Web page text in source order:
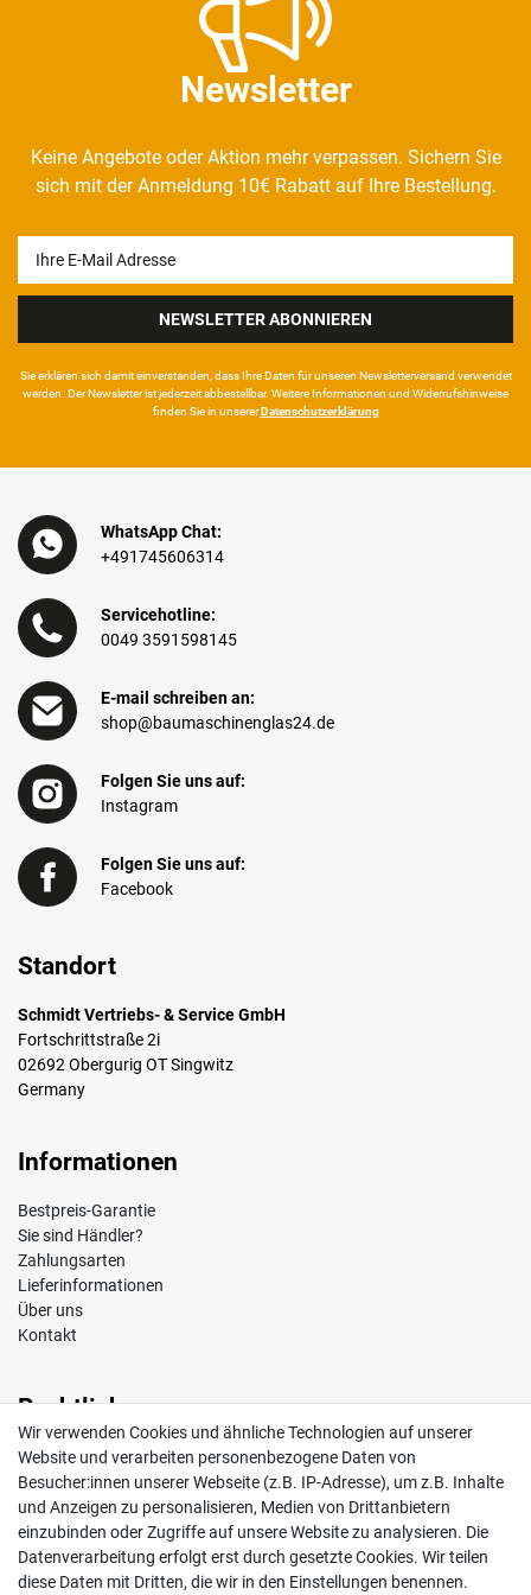
Newsletter
Keine Angebote oder Aktion mehr verpassen. Sichern Sie
sich mit der Anmeldung 10€ Rabatt auf Ihre Bestellung.
Honig
NEWSLETTER ABONNIEREN
Sie erklären sich damit ein­ver­standen, dass Ihre Da­ten für unseren News­letter­versand ver­wen­det
werden. Der News­letter ist jeder­zeit ab­bestel­lbar. Weitere Infor­mationen und Wider­rufshin­weise
finden Sie in unsererDaten­schutz­erklärung
WhatsApp Chat:
+491745606314
Servicehotline:
0049 3591598145
E-mail schreiben an:
shop@baumaschinenglas24.de
Folgen Sie uns auf:
Instagram
Folgen Sie uns auf:
Facebook
Standort
Schmidt Vertriebs- & Service GmbH
Fortschrittstraße 2i
02692 Obergurig OT Singwitz
Germany
Informationen
Bestpreis-Garantie
Sie sind Händler?
Zahlungsarten
Lieferinformationen
Über uns
Kontakt
Rechtliches
Impressum
AGB
Widerrufsrecht
Datenschutz
Vertrag widerrufen
Wir verwenden Cookies und ähnliche Technologien auf unserer
Website und verarbeiten personenbezogene Daten von
Besucher:innen unserer Webseite (z.B. IP-Adresse), um z.B. Inhalte
und Anzeigen zu personalisieren, Medien von Drittanbietern
einzubinden oder Zugriffe auf unsere Website zu analysieren. Die
Datenverarbeitung erfolgt erst durch gesetzte Cookies. Wir teilen
diese Daten mit Dritten, die wir in den Einstellungen benennen.